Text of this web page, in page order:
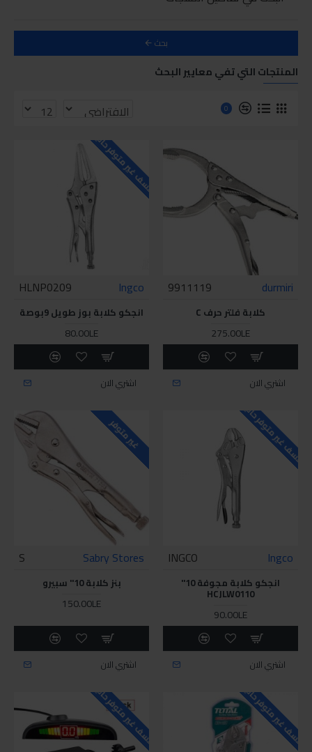
بحث
المنتجات التي تفي معايير البحث
0
durmiri
9911119
كلابة فلتر حرف C
275.00LE
اشتري الان
للاسف غير متوفر حاليا
Ingco
HLNP0209
انجكو كلابة بوز طويل 9بوصة
80.00LE
اشتري الان
للاسف غير متوفر حاليا
Ingco
INGCO
انجكو كلابة مجوفة 10"
HCJLW0110
90.00LE
اشتري الان
غير متوفر
Sabry Stores
S
بنز كلابة 10" سبيرو
150.00LE
اشتري الان
للاسف غير متوفر حاليا للاسف غير متوفر حاليا